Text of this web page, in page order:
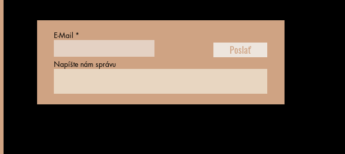
E-Mail
Poslať
Napíšte nám správu